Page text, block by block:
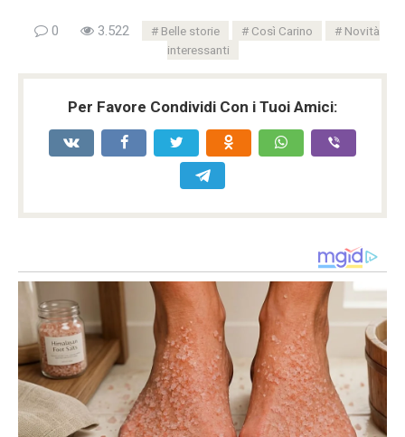
0 3.522 Belle storie Così Carino
Novità
interessanti
Per Favore Condividi Con i Tuoi Amici: